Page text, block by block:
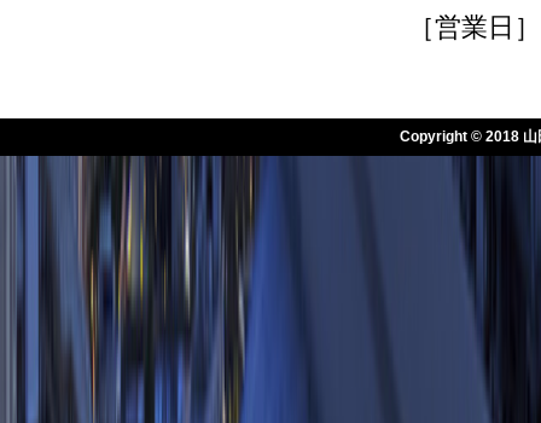
［営業日
Copyright © 2018 山